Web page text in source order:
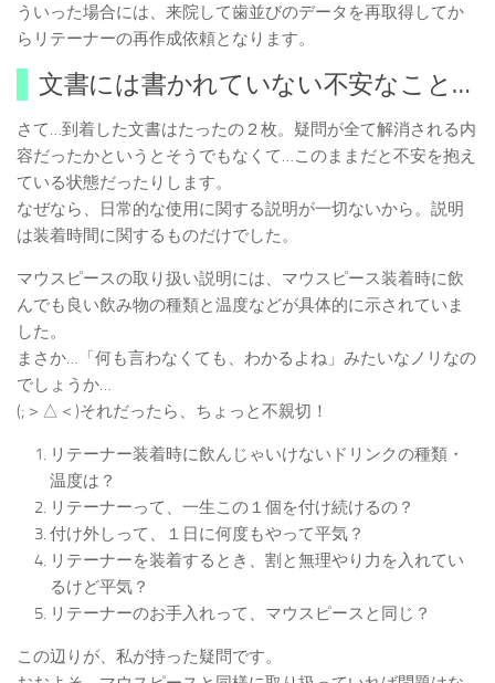
ういった場合には、来院して歯並びのデータを再取得してか
らリテーナーの再作成依頼となります。
文書には書かれていない不安なこと…
さて…到着した文書はたったの２枚。疑問が全て解消される内
容だったかというとそうでもなくて…このままだと不安を抱え
ている状態だったりします。
なぜなら、日常的な使用に関する説明が一切ないから。説明
は装着時間に関するものだけでした。
マウスピースの取り扱い説明には、マウスピース装着時に飲
んでも良い飲み物の種類と温度などが具体的に示されていま
した。
まさか…「何も言わなくても、わかるよね」みたいなノリなの
でしょうか…
(;＞△＜)それだったら、ちょっと不親切！
リテーナー装着時に飲んじゃいけないドリンクの種類・
温度は？
リテーナーって、一生この１個を付け続けるの？
付け外しって、１日に何度もやって平気？
リテーナーを装着するとき、割と無理やり力を入れてい
るけど平気？
リテーナーのお手入れって、マウスピースと同じ？
この辺りが、私が持った疑問です。